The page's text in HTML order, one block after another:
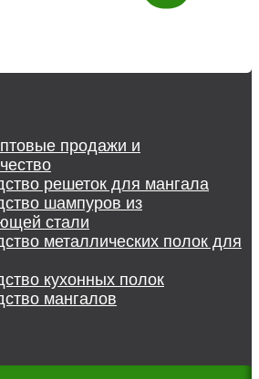
продажи и
решеток для мангала
шампуров из
стали
металлических полок для
кухонных полок
мангалов